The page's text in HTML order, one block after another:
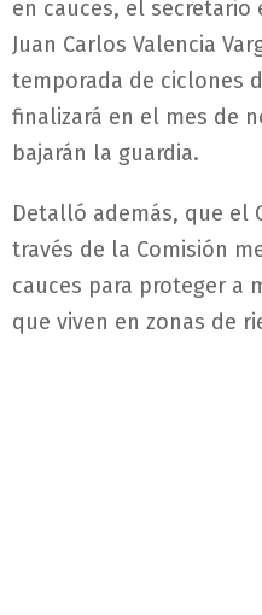
en cauces, el secretario
Juan Carlos Valencia
temporada de ciclones
finalizará en el mes de
bajarán la guardia.
Detalló además, que el
través de la Comisión
cauces para proteger a
que viven en zonas de